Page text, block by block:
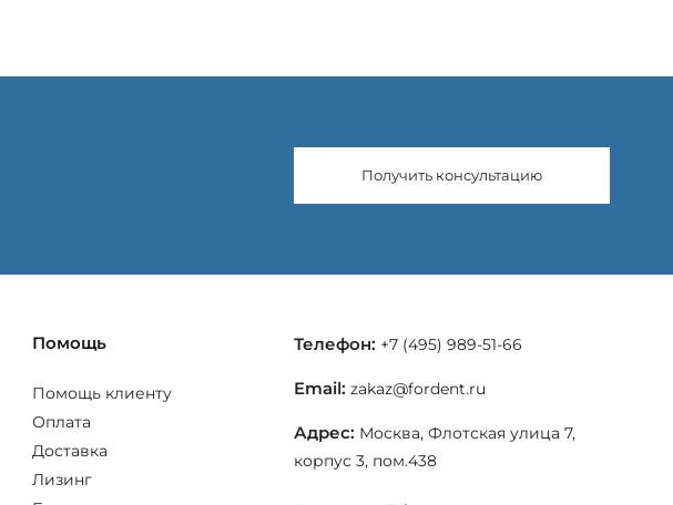
Получить консультацию
Помощь
Помощь клиенту
Оплата
Доставка
Лизинг
Телефон: +7 (495) 989-51-66
Email: zakaz@fordent.ru
Адрес: Москва, Флотская улица 7,
корпус 3, пом.438